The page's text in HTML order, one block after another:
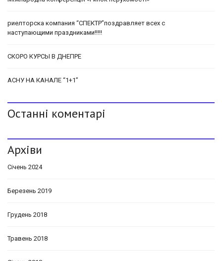
риелторска компания “СПЕКТР”поздравляет всех с
наступающими праздниками!!!!!
СКОРО КУРСЫ В ДНЕПРЕ
АСНУ НА КАНАЛЕ “1+1”
Останні коментарі
Архіви
Січень 2024
Березень 2019
Грудень 2018
Травень 2018